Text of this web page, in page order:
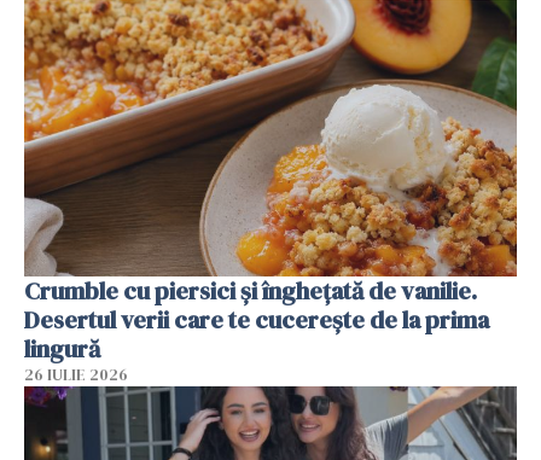
Crumble cu piersici și înghețată de vanilie.
Desertul verii care te cucerește de la prima
lingură
26 IULIE 2026